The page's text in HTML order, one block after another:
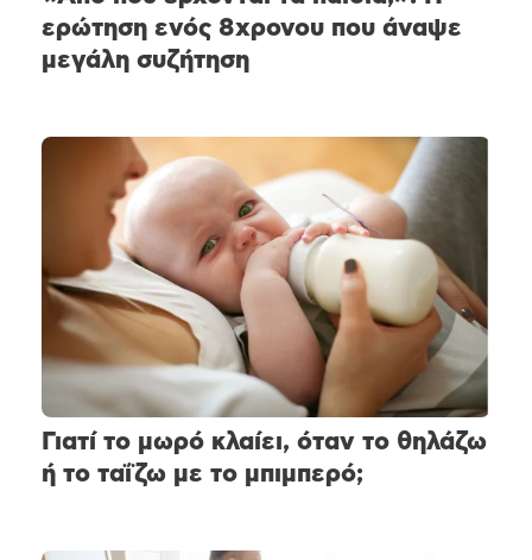
ερώτηση ενός 8χρονου που άναψε
μεγάλη συζήτηση
Γιατί το μωρό κλαίει, όταν το θηλάζω
ή το ταΐζω με το μπιμπερό;